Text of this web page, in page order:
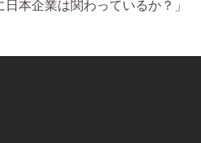
日本企業は関わっているか？」